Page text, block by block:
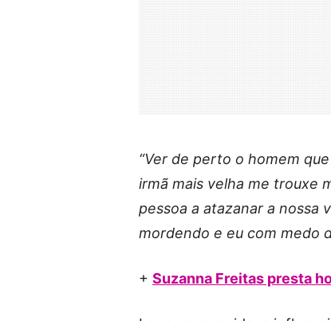
“Ver de perto o homem
irmã mais velha me trouxe
pessoa a atazanar a nossa
mordendo e eu com medo
+ Suzanna Freitas presta